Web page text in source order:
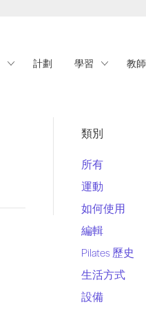
計劃 學習 教師
類別
所有
運動
如何使用
編輯
Pilates 歷史
生活方式
設備